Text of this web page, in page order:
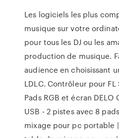
Les logiciels les plus
musique sur votre
pour tous les DJ ou les
production de musique.
audience en choisissant
LDLC. Contrôleur pour
Pads RGB et écran
USB - 2 pistes avec 8
mixage pour pc portable